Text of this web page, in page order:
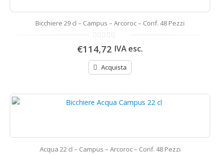
Bicchiere 29 cl – Campus – Arcoroc – Conf. 48 Pezzi
0
di
€114,72 IVA esc.
Acquista
Acqua 22 cl – Campus – Arcoroc – Conf. 48 Pezzi